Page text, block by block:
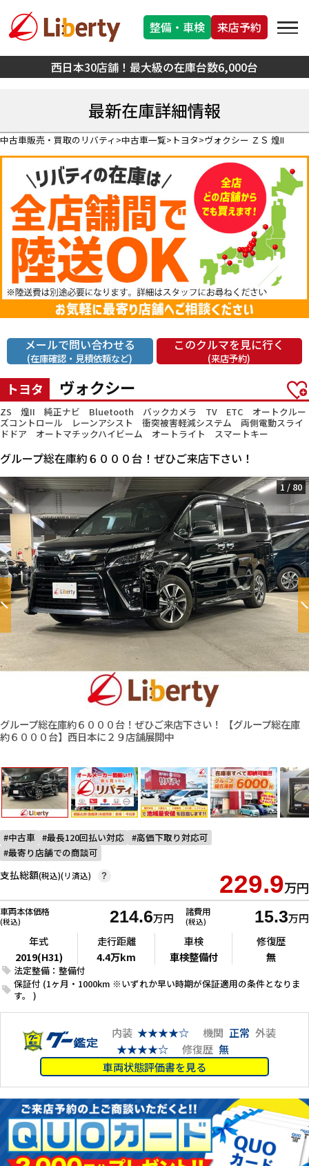
西日本30店舗！最大級の在庫台数6,000台
整備・車検 来店予約
最新在庫詳細情報
中古車販売・買取のリバティ 中古車一覧 トヨタ ヴォクシー ＺＳ 煌II
メールで問い合わせる
(在庫確認・見積依頼など)
このクルマを見に行く
(来店予約)
トヨタ ヴォクシー
ZS 煌II 純正ナビ Bluetooth バックカメラ TV ETC オートクルー
ズコントロール レーンアシスト 衝突被害軽減システム 両側電動スライ
ドドア オートマチックハイビーム オートライト スマートキー
グループ総在庫約６０００台！ぜひご来店下さい！
グループ総在庫約６０００台！ぜひご来店下さい！ 【グループ総在庫
約６０００台】西日本に２９店舗展開中
1 / 80
中古車 最長120回払い対応
高価下取り対応可
最寄り店舗での商談可
支払総額(税込)(リ済込) 229.9万円
?
車両本体価格
(税込) 214.6万円 諸費用
(税込) 15.3万円
法定整備：整備付
保証付 (1ヶ月・1000km ※いずれか早い時期が保証適用の条件となりま
す。 )
年式
2019(H31)
走行距離
4.4万km
車検
車検整備付
修復歴
無
内装 ★★★★☆ 機関 正常 外装
★★★★☆
修復歴 無
車両状態評価書を見る